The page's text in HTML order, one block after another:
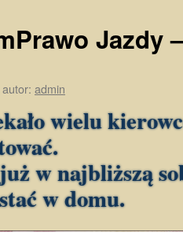
Jazdy
autor: admin
wielu
w najbliższą
w domu.